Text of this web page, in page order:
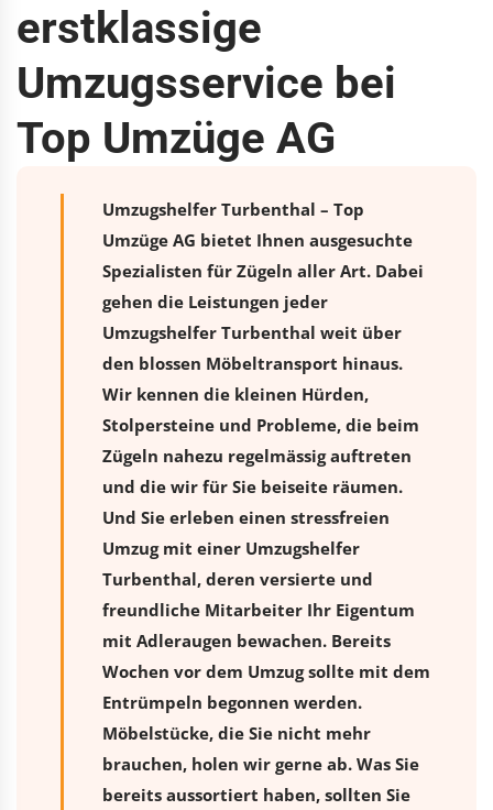
erstklassige
Umzugsservice bei
Top Umzüge AG
Umzugshelfer Turbenthal – Top
Umzüge AG bietet Ihnen ausgesuchte
Spezialisten für Zügeln aller Art. Dabei
gehen die Leistungen jeder
Umzugshelfer Turbenthal weit über
den blossen Möbeltransport hinaus.
Wir kennen die kleinen Hürden,
Stolpersteine und Probleme, die beim
Zügeln nahezu regelmässig auftreten
und die wir für Sie beiseite räumen.
Und Sie erleben einen stressfreien
Umzugmit einer Umzugshelfer
Turbenthal, deren versierte und
freundliche Mitarbeiter Ihr Eigentum
mit Adleraugen bewachen. Bereits
Wochen vor dem Umzug sollte mit dem
Entrümpeln begonnen werden.
Möbelstücke, die Sie nicht mehr
brauchen, holen wir gerne ab. Was Sie
bereits aussortiert haben, sollten Sie